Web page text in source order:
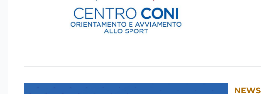
NEWS